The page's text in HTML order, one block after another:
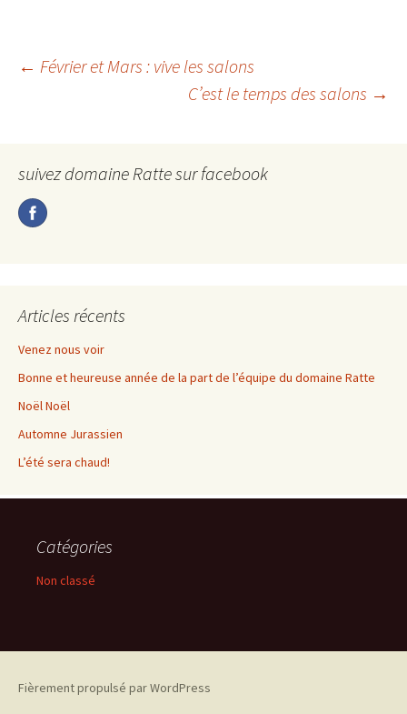
Navigation
articles
← Février et Mars : vive les salons
C’est le temps des salons →
suivez domaine Ratte sur facebook
Articles récents
Venez nous voir
Bonne et heureuse année de la part de l’équipe du domaine Ratte
Noël Noël
Automne Jurassien
L’été sera chaud!
Catégories
Non classé
Fièrement propulsé par WordPress